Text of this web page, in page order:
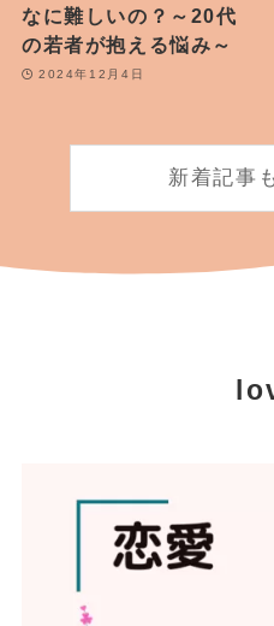
なに難しいの？～20代
の若者が抱える悩み～
2024年12月4日
新着記事